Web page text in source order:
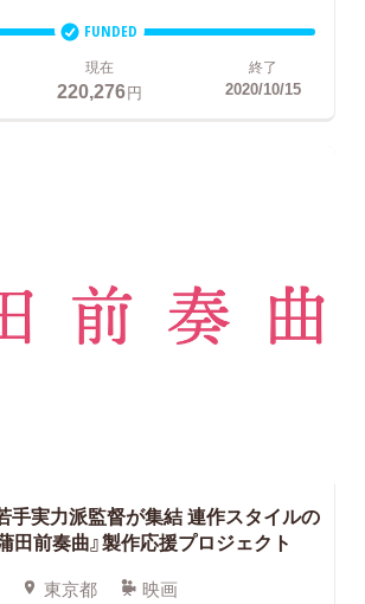
FUNDED
現在
220,276円
終了
2020/10/15
手実力派監督が集結連作スタイルの
田前奏曲』製作応援プロジェクト
東京都 映画